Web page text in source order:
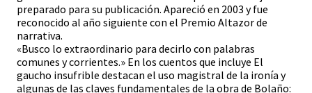
preparado para su publicación. Apareció en 2003 y fue
reconocido al año siguiente con el Premio Altazor de
narrativa.
«Busco lo extraordinario para decirlo con palabras
comunes y corrientes.» En los cuentos que incluye El
gaucho insufrible destacan el uso magistral de la ironía y
algunas de las claves fundamentales de la obra de Bolaño: